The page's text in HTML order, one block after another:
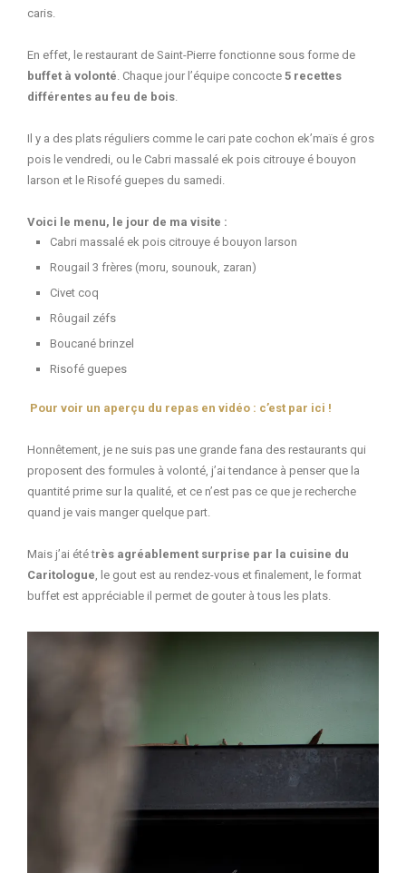
caris.
En effet, le restaurant de Saint-Pierre fonctionne sous forme de
buffet à volonté . Chaque jour l’équipe concocte 5 recettes
différentes au feu de bois
Il y a des plats réguliers comme le cari pate cochon ek’maïs é gros
pois le vendredi, ou le Cabri massalé ek pois citrouye é bouyon
larson et le Risofé guepes du samedi.
Voici le menu, le jour de ma visite :
Cabri massalé ek pois citrouye é bouyon larson
Rougail 3 frères (moru, sounouk, zaran)
Civet coq
Rôugail zéfs
Boucané brinzel
Risofé guepes
Pour voir un aperçu du repas en vidéo : c’est par ici !
Honnêtement, je ne suis pas une grande fana des restaurants qui
proposent des formules à volonté, j’ai tendance à penser que la
quantité prime sur la qualité, et ce n’est pas ce que je recherche
quand je vais manger quelque part.
Mais j’ai été très agréablement surprise par la cuisine du
Caritologue , le gout est au rendez-vous et finalement, le format
buffet est appréciable il permet de gouter à tous les plats.